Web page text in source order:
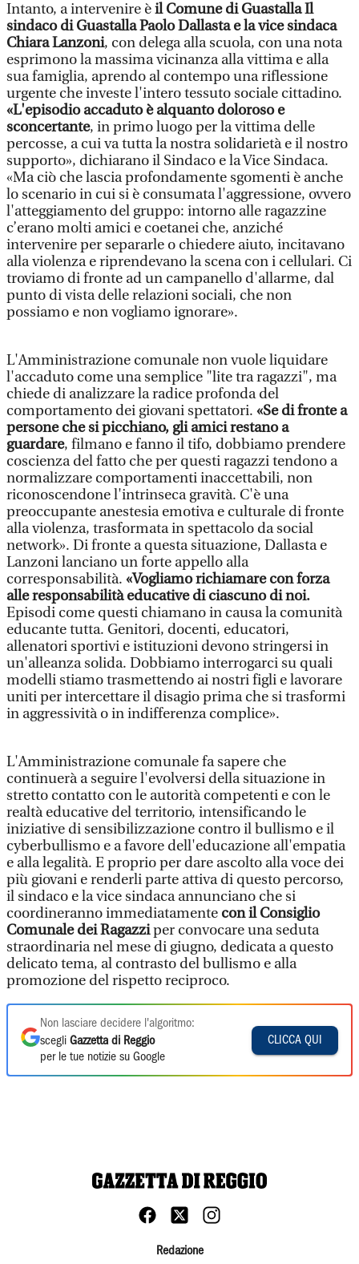
Intanto, a intervenire èil Comune di Guastalla Il
sindaco di Guastalla Paolo Dallasta e la vice sindaca
Chiara Lanzoni, con delega alla scuola, con una nota
esprimono la massima vicinanza alla vittima e alla
sua famiglia, aprendo al contempo una riflessione
urgente che investe l'intero tessuto sociale cittadino.
«L'episodio accaduto è alquanto doloroso e
sconcertante, in primo luogo per la vittima delle
percosse, a cui va tutta la nostra solidarietà e il nostro
supporto», dichiarano il Sindaco e la Vice Sindaca.
«Ma ciò che lascia profondamente sgomenti è anche
lo scenario in cui si è consumata l'aggressione, ovvero
l'atteggiamento del gruppo: intorno alle ragazzine
c’erano molti amici e coetanei che, anziché
intervenire per separarle o chiedere aiuto, incitavano
alla violenza e riprendevano la scena con i cellulari. Ci
troviamo di fronte ad un campanello d'allarme, dal
punto di vista delle relazioni sociali, che non
possiamo e non vogliamo ignorare».
L'Amministrazione comunale non vuole liquidare
l'accaduto come una semplice "lite tra ragazzi", ma
chiede di analizzare la radice profonda del
comportamento dei giovani spettatori. «Se di fronte a
persone che si picchiano, gli amici restano a
guardare, filmano e fanno il tifo, dobbiamo prendere
coscienza del fatto che per questi ragazzi tendono a
normalizzare comportamenti inaccettabili, non
riconoscendone l'intrinseca gravità. C'è una
preoccupante anestesia emotiva e culturale di fronte
alla violenza, trasformata in spettacolo da social
network». Di fronte a questa situazione, Dallasta e
Lanzoni lanciano un forte appello alla
corresponsabilità. «Vogliamo richiamare con forza
alle responsabilità educative di ciascuno di noi.
Episodi come questi chiamano in causa la comunità
educante tutta. Genitori, docenti, educatori,
allenatori sportivi e istituzioni devono stringersi in
un'alleanza solida. Dobbiamo interrogarci su quali
modelli stiamo trasmettendo ai nostri figli e lavorare
uniti per intercettare il disagio prima che si trasformi
in aggressività o in indifferenza complice».
L'Amministrazione comunale fa sapere che
continuerà a seguire l'evolversi della situazione in
stretto contatto con le autorità competenti e con le
realtà educative del territorio, intensificando le
iniziative di sensibilizzazione contro il bullismo e il
cyberbullismo e a favore dell'educazione all'empatia
e alla legalità. E proprio per dare ascolto alla voce dei
più giovani e renderli parte attiva di questo percorso,
il sindaco e la vice sindaca annunciano che si
coordineranno immediatamente con il Consiglio
Comunale dei Ragazziper convocare una seduta
straordinaria nel mese di giugno, dedicata a questo
delicato tema, al contrasto del bullismo e alla
promozione del rispetto reciproco.
Non lasciare decidere l'algoritmo:
scegli Gazzetta di Reggio
per le tue notizie su Google
CLICCA QUI
Redazione